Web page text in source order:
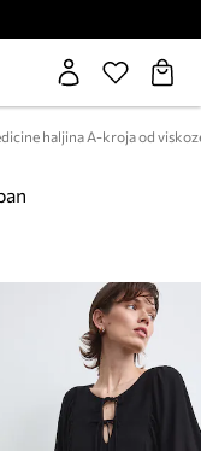
haljina A-kroja od